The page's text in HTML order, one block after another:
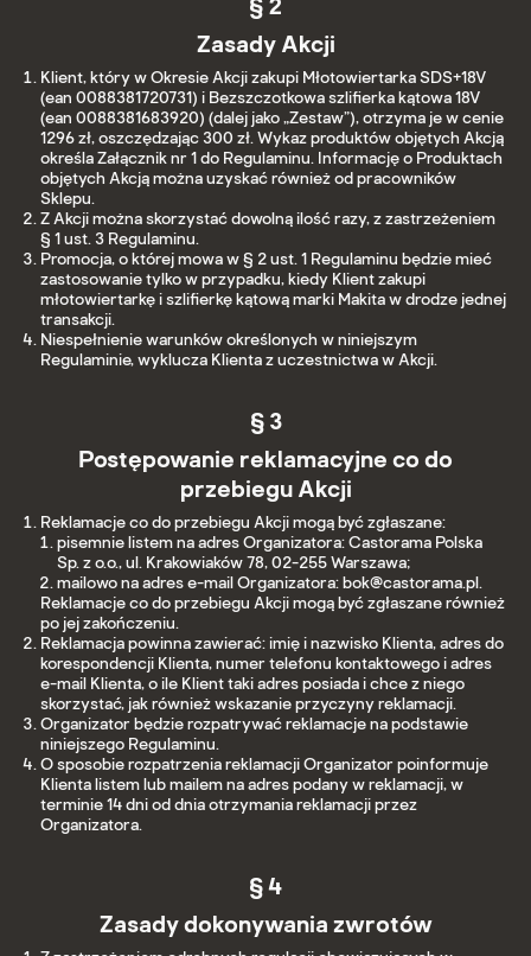
§ 2
Zasady Akcji
Klient, który w Okresie Akcji zakupi Młotowiertarka SDS+18V
(ean 0088381720731) i Bezszczotkowa szlifierka kątowa 18V
(ean 0088381683920) (dalej jako „Zestaw”), otrzyma je w cenie
1296 zł, oszczędzając 300 zł. Wykaz produktów objętych Akcją
określa Załącznik nr 1 do Regulaminu. Informację o Produktach
objętych Akcją można uzyskać również od pracowników
Sklepu.
Z Akcji można skorzystać dowolną ilość razy, z zastrzeżeniem
§ 1 ust. 3 Regulaminu.
Promocja, o której mowa w § 2 ust. 1 Regulaminu będzie mieć
zastosowanie tylko w przypadku, kiedy Klient zakupi
młotowiertarkę i szlifierkę kątową marki Makita w drodze jednej
transakcji.
Niespełnienie warunków określonych w niniejszym
Regulaminie, wyklucza Klienta z uczestnictwa w Akcji.
§ 3
Postępowanie reklamacyjne co do
przebiegu Akcji
Reklamacje co do przebiegu Akcji mogą być zgłaszane:
pisemnie listem na adres Organizatora: Castorama Polska
Sp. z o.o., ul. Krakowiaków 78, 02-255 Warszawa;
mailowo na adres e-mail Organizatora: bok@castorama.pl.
Reklamacje co do przebiegu Akcji mogą być zgłaszane również
po jej zakończeniu.
Reklamacja powinna zawierać: imię i nazwisko Klienta, adres do
korespondencji Klienta, numer telefonu kontaktowego i adres
e-mail Klienta, o ile Klient taki adres posiada i chce z niego
skorzystać, jak również wskazanie przyczyny reklamacji.
Organizator będzie rozpatrywać reklamacje na podstawie
niniejszego Regulaminu.
O sposobie rozpatrzenia reklamacji Organizator poinformuje
Klienta listem lub mailem na adres podany w reklamacji, w
terminie 14 dni od dnia otrzymania reklamacji przez
Organizatora.
§ 4
Zasady dokonywania zwrotów